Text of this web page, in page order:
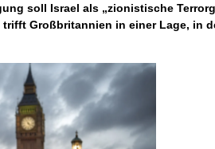
soll Israel als „zionistische
trifft Großbritannien in einer Lage, in